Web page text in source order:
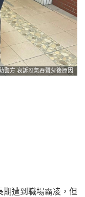
警方 哀訴忍氣吞聲背後原因
遭到職場霸凌，但